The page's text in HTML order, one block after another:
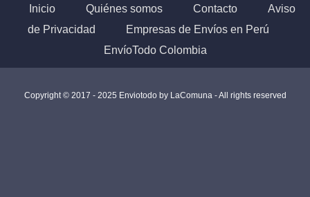
Inicio Quiénes somos Contacto
Aviso
de Privacidad
Empresas de Envíos en Perú
EnvíoTodo Colombia
Copyright © 2017 - 2025 Enviotodo by LaComuna- All rights reserved